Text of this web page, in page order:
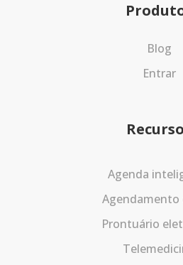
Blog
Entrar
Agenda
Agendamento
Prontuário